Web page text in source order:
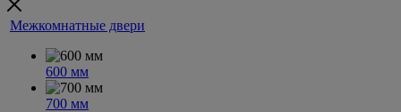
Межкомнатные двери
600 мм
700 мм